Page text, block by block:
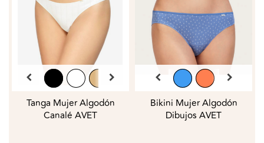
Tanga Mujer Algodón
Canalé AVET
Bikini Mujer Algodón
Dibujos AVET